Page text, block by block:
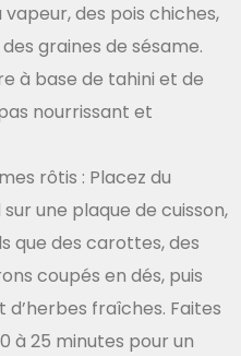
des pois chiches,
graines de sésame.
à base de tahini et de
nourrissant et
rôtis : Placez du
une plaque de cuisson,
que des carottes, des
coupés en dés, puis
d’herbes fraîches. Faites
à 25 minutes pour un